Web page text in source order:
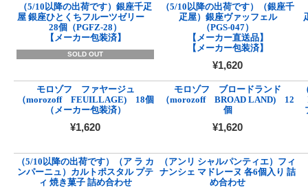
（5/10以降の出荷です）銀座千疋
屋 銀座ひとくちフルーツゼリー
28個（PGFZ-28）
【メーカー包装済】
SOLD OUT
（5/10以降の出荷です）（銀座千
疋屋）銀座ヴァッフェル
（PGS-047）
【メーカー直送品】
【メーカー包装済】
¥1,620
モロゾフ ファヤージュ
（morozoff FEUILLAGE) 18個
（メーカー包装済）
¥1,620
モロゾフ ブロードランド
（morozoff BROAD LAND) 12
個
¥1,620
（5/10以降の出荷です）（ア ラ カ
ンパーニュ）カルトポスタル プテ
ィ 焼き菓子 詰め合わせ
（アンリ シャルパンティエ）フィ
ナンシェ マドレーヌ 各6個入り 詰
め合わせ